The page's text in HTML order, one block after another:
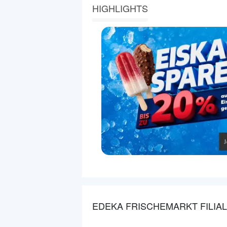
HIGHLIGHTS
EDEKA FRISCHEMARKT